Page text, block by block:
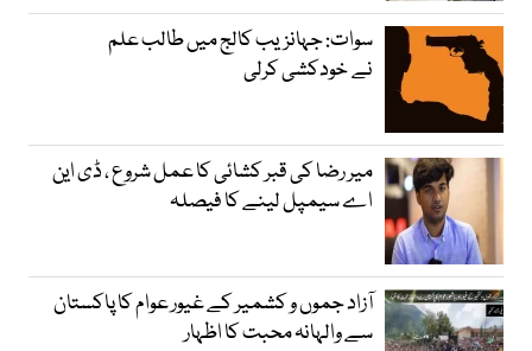
سوات: جہانزیب کالج میں طالب علم
نے خودکشی کرلی
میر رضا کی قبر کشائی کا عمل شروع ، ڈی این
اے سیمپل لینے کا فیصلہ
آزاد جموں و کشمیر کے غیور عوام کا پاکستان
سے والہانہ محبت کا اظہار